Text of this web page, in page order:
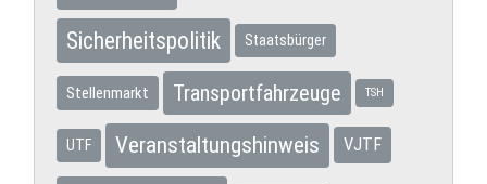
Sicherheitspolitik Staatsbürger
Stellenmarkt Transportfahrzeuge TSH
UTF Veranstaltungshinweis VJTF